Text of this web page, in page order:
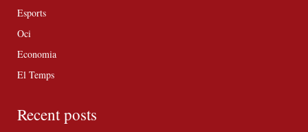
Esports
Oci
Economia
El Temps
Recent posts